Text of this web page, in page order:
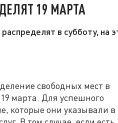
19 МАРТА
в субботу, на
свободных мест в
марта. Для успешного
которые они указывали в